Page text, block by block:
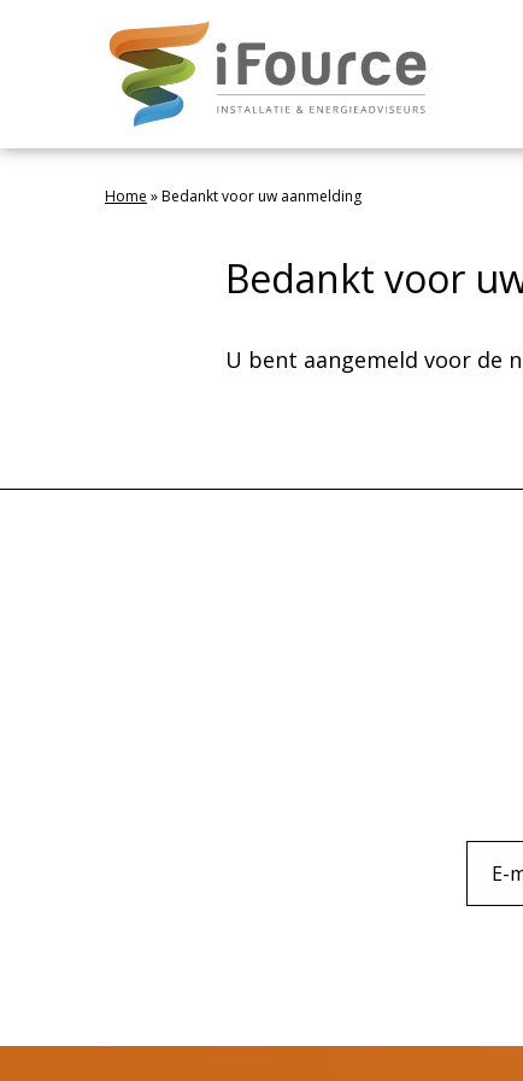
Home »Bedankt voor uw aanmelding
Bedankt voor
U bent aangemeld voor de